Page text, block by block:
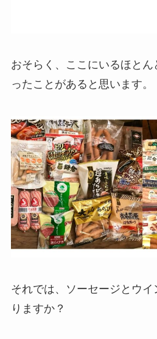
おそらく、ここにいるほと
ったことがあると思います。
それでは、ソーセージとウ
りますか？